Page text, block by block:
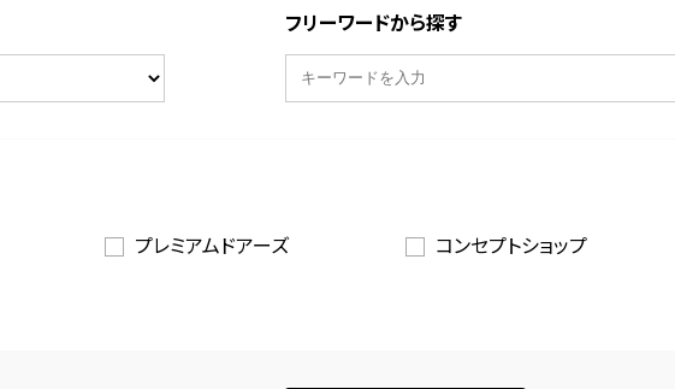
フリーワードから探す
プレミアムドアーズ
コンセプトショップ